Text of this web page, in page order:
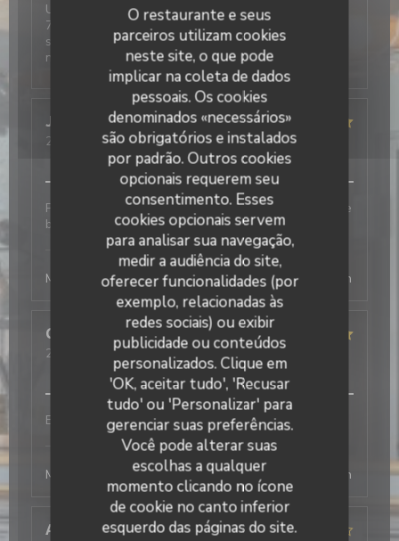
O restaurante e seus
parceiros utilizam cookies
neste site, o que pode
implicar na coleta de dados
pessoais. Os cookies
denominados «necessários»
são obrigatórios e instalados
por padrão. Outros cookies
opcionais requerem seu
consentimento. Esses
cookies opcionais servem
para analisar sua navegação,
medir a audiência do site,
oferecer funcionalidades (por
exemplo, relacionadas às
redes sociais) ou exibir
publicidade ou conteúdos
personalizados. Clique em
'OK, aceitar tudo', 'Recusar
tudo' ou 'Personalizar' para
gerenciar suas preferências.
Você pode alterar suas
escolhas a qualquer
momento clicando no ícone
de cookie no canto inferior
esquerdo das páginas do site.
Une × 2 + 1 bon moment, passé ensemble en famille,
7 × un accueil toujours aussi agréable de belles
surprises, en vain et toujours un choix variés au
niveau de La Carte, restauration
Juliette
H
2026-08-03- 19:30 - guests 7
/5 ambience:5 /5 menu:5 /5 quality_price
Personnel très accueillant et très agréable Cuisine de
bonne qualité
L'Office has responded to the review
Merci beaucoup ! Au plaisir de vous revoir, la direction
Celine
2026-08-04 - 13:00 - guests 2
ambience: 5/5 menu:5/5 quality_price
Bon service et efficace
has responded to the review
Merci beaucoup ! Au plaisir de vous revoir, la direction
Antonio
T